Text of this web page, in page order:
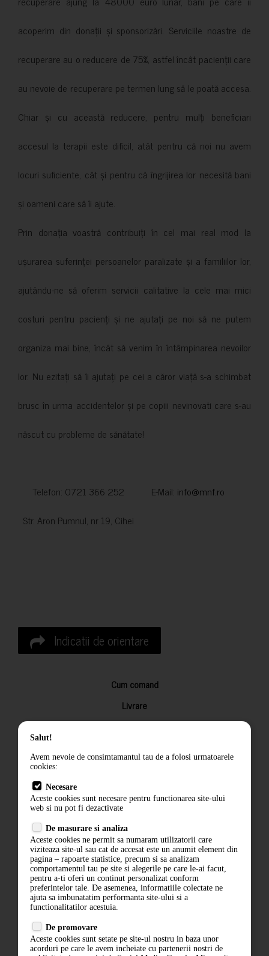
acoperim din donații și sponsorizări. Serviciile noastre de
recuperare au o reducere de 75%, astfel încât pacienții care
au nevoie de recuperare pe termen lung să le poată accesa.
Chiar și cu această reducere, pentru mulți beneficiari
accesul la terapii este dificil, atât pentru că noi nu avem
locuri suficiente, cât și pentru că îngrijirea lor necesită bani
și oameni care să îi ajute.
Prin donația voastră contribuiți în cel mai real mod la
ușurarea suferinței persoanelor paralizate și a familiilor lor,
ajutându-ne să oferim servicii calitative la cele mai mici
costuri pentru pacienți și ne ajutați pe noi să ne putem
organiza mai bine, încât să venim în întâmpinarea nevoilor
lor. Nu ezitați să îi ajutați pe cei a căror viață s-a schimbat
brusc în urma accidentelor și pe copiii nevinovati care s-au
născut cu probleme de sănătate!
Telefon: 0721 366 252 E-Mail: info@mnf.ro
Str. Aron Pumnul, nr 19, Cihei
Indicatii de orientare
Cum comand
Livrare
Returnarea produselor
Termeni si conditii
Politica de confidentialitate
ANPC
ABONARE LA NEWSLETTER
Salut!
Avem nevoie de consimtamantul tau de a folosi urmatoarele
cookies:
Necesare
Aceste cookies sunt necesare pentru functionarea site-ului
web si nu pot fi dezactivate
De masurare si analiza
Aceste cookies ne permit sa numaram utilizatorii care
viziteaza site-ul sau cat de accesat este un anumit element din
pagina – rapoarte statistice, precum si sa analizam
comportamentul tau pe site si alegerile pe care le-ai facut,
pentru a-ti oferi un continut personalizat conform
preferintelor tale. De asemenea, informatiile colectate ne
ajuta sa imbunatatim performanta site-ului si a
functionalitatilor acestuia.
De promovare
Aceste cookies sunt setate pe site-ul nostru in baza unor
acorduri pe care le avem incheiate cu partenerii nostri de